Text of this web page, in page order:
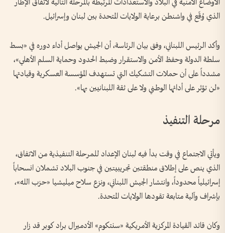
الأوضاع الأمنية في البلاد والاستعدادات المرتبطة بالمرحلة التالية لاتفاق الإطار
الذي وُقّع في واشنطن برعاية الولايات المتحدة بين لبنان وإسرائيل.
وأكد الرئيس اللبناني، وفق بيان الرئاسة، أن الجيش يواصل أداء دوره في «بسط
سلطة الدولة وحفظ الأمن والاستقرار وضبط الحدود وحماية السلم الأهلي»،
مشدداً على أن حملات التشكيك التي تستهدف المؤسسة العسكرية وقيادتها
«لن تؤثر على أدائها الوطني ولا على ثقة اللبنانيين بها».
مرحلة التنفيذ
ويأتي الاجتماع في وقت بدأ فيه لبنان الإعداد للمرحلة التنفيذية من الاتفاق،
الذي ينص على إطلاق منطقتين تجريبيتين في جنوب البلاد تشملان انسحاباً
إسرائيلياً محدوداً، وانتشار الجيش اللبناني، ونزع سلاح ميليشيا «حزب الله»،
بإشراف وآلية متابعة تقودها الولايات المتحدة.
وكان قائد القيادة المركزية الأمريكية «سنتكوم» الأدميرال براد كوبر قد زار